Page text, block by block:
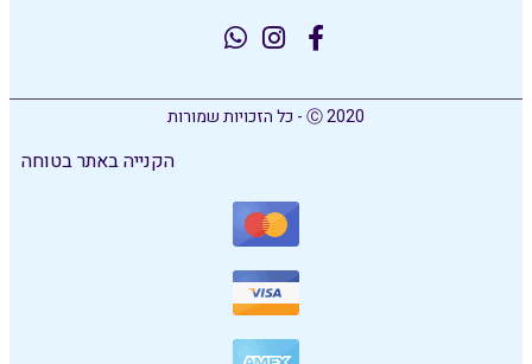
Ⓒ 2020 - כל הזכויות שמורות
הקנייה באתר בטוחה